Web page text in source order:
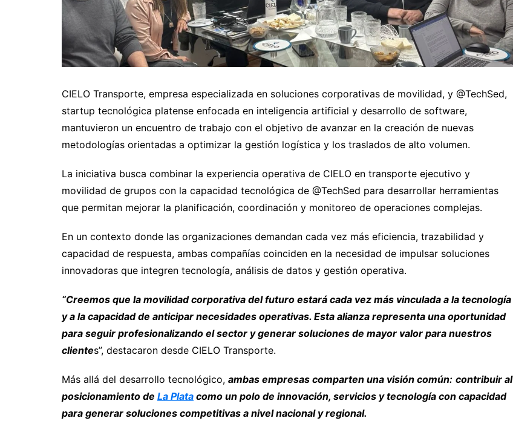
CIELO Transporte, empresa especializada en soluciones corporativas de movilidad, y @TechSed,
startup tecnológica platense enfocada en inteligencia artificial y desarrollo de software,
mantuvieron un encuentro de trabajo con el objetivo de avanzar en la creación de nuevas
metodologías orientadas a optimizar la gestión logística y los traslados de alto volumen.
La iniciativa busca combinar la experiencia operativa de CIELO en transporte ejecutivo y
movilidad de grupos con la capacidad tecnológica de @TechSed para desarrollar herramientas
que permitan mejorar la planificación, coordinación y monitoreo de operaciones complejas.
En un contexto donde las organizaciones demandan cada vez más eficiencia, trazabilidad y
capacidad de respuesta, ambas compañías coinciden en la necesidad de impulsar soluciones
innovadoras que integren tecnología, análisis de datos y gestión operativa.
“Creemos que la movilidad corporativa del futuro estará cada vez más vinculada a la tecnología
y a la capacidad de anticipar necesidades operativas. Esta alianza representa una oportunidad
para seguir profesionalizando el sector y generar soluciones de mayor valor para nuestros
clientes”, destacaron desde CIELO Transporte.
Más allá del desarrollo tecnológico, ambas empresas comparten una visión común: contribuir al
posicionamiento de La Plata como un polo de innovación, servicios y tecnología con capacidad
para generar soluciones competitivas a nivel nacional y regional.